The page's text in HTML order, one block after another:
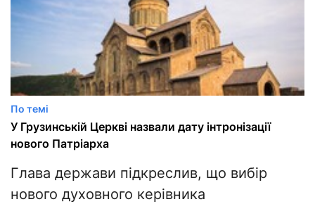
По темі
У Грузинській Церкві назвали дату інтронізації
нового Патріарха
Глава держави підкреслив, що вибір
нового духовного керівника